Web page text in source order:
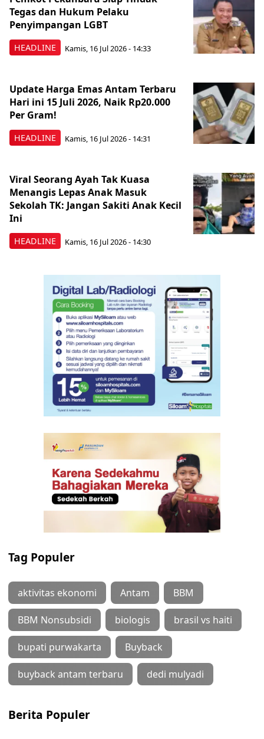
HEADLINE
Tegas dan Hukum Pelaku
Penyimpangan LGBT
Kamis, 16 Jul 2026 - 14:33
HEADLINE
Update Harga Emas Antam Terbaru
Hari ini 15 Juli 2026, Naik Rp20.000
Per Gram!
Kamis, 16 Jul 2026 - 14:31
HEADLINE
Viral Seorang Ayah Tak Kuasa
Menangis Lepas Anak Masuk
Sekolah TK: Jangan Sakiti Anak Kecil
Ini
Kamis, 16 Jul 2026 - 14:30
Tag Populer
aktivitas ekonomi Antam BBM
BBM Nonsubsidi biologis brasil vs haiti
bupati purwakarta Buyback
buyback antam terbaru dedi mulyadi
Berita Populer